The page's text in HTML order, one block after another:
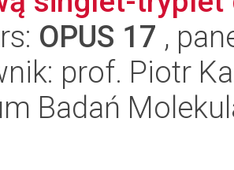
OPUS 17 ,
prof. Piotr
Badań